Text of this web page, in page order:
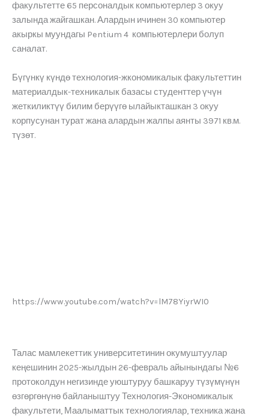
факультетте 65 персоналдык компьютерлер 3 окуу
залында жайгашкан. Алардын ичинен 30 компьютер
акыркы муундагы Pentium 4 компьютерлери болуп
саналат.
Бүгүнкү күндө технология-жкономикалык факультеттин
материалдык-техникалык базасы студенттер үчүн
жеткиликтүү билим берүүгө ылайыкташкан 3 окуу
корпусунан турат жана алардын жалпы аянты 3971 кв.м.
түзөт.
https://www.youtube.com/watch?v=lM78YiyrWI0
Талас мамлекеттик университетинин окумуштуулар
кеңешинин 2025-жылдын 26-февраль айынындагы №6
протоколдун негизинде уюштуруу башкаруу түзүмүнүн
өзгөргөнүнө байланыштуу Технология-Экономикалык
факультети, Маалыматтык технологиялар, техника жана